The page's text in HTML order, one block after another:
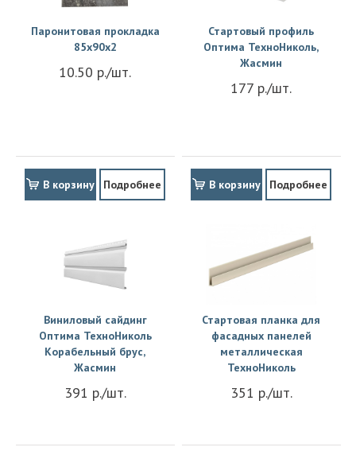
Паронитовая прокладка
85x90x2
10.50 р./шт.
В корзину Подробнее
Стартовый профиль
Оптима ТехноНиколь,
Жасмин
177 р./шт.
В корзину Подробнее
Виниловый сайдинг
Оптима ТехноНиколь
Корабельный брус,
Жасмин
391 р./шт.
Стартовая планка для
фасадных панелей
металлическая
ТехноНиколь
351 р./шт.